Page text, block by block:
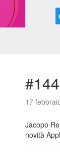
17
Jacopo
novità